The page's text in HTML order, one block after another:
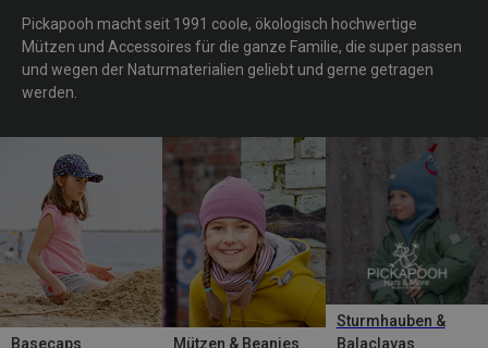
Pickapooh macht seit 1991 coole, ökologisch hochwertige
Mützen und Accessoires für die ganze Familie, die super passen
und wegen der Naturmaterialien geliebt und gerne getragen
werden.
Basecaps Mützen & Beanies
Sturmhauben &
Balaclavas